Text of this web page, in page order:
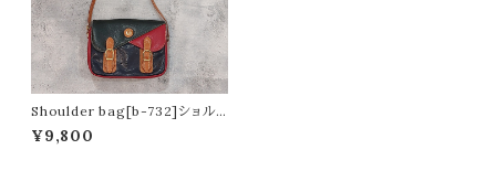
Shoulder bag[b-732]ショル
ダーバッグ
¥9,800